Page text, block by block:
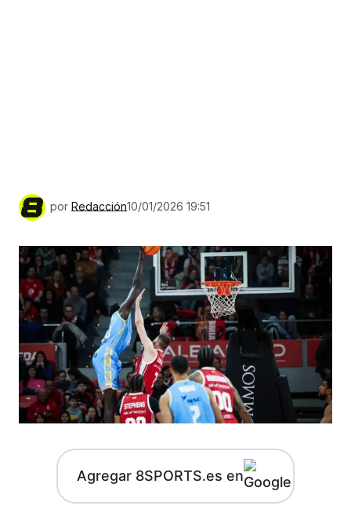
por Redacción10/01/2026 19:51
Agregar 8SPORTS.es en